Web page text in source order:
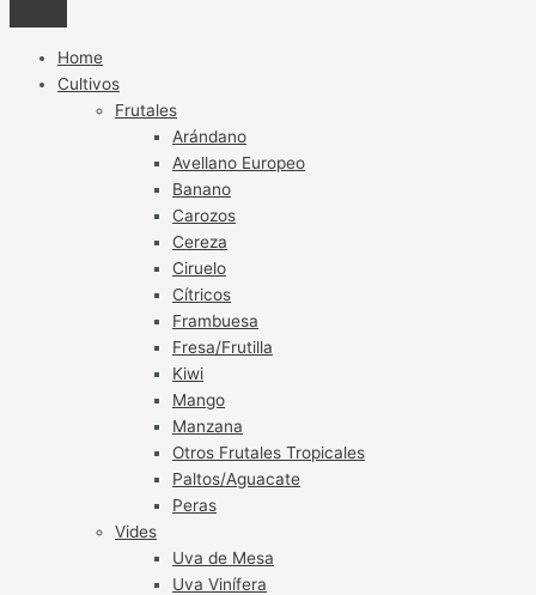
Home
Cultivos
Frutales
Arándano
Avellano Europeo
Banano
Carozos
Cereza
Ciruelo
Cítricos
Frambuesa
Fresa/Frutilla
Kiwi
Mango
Manzana
Otros Frutales Tropicales
Paltos/Aguacate
Peras
Vides
Uva de Mesa
Uva Vinífera